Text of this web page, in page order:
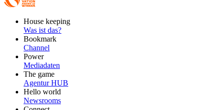
FooterHouse keeping
Was ist das?
Bookmark
Channel
Power
Mediadaten
The game
Agentur HUB
Hello world
Newsrooms